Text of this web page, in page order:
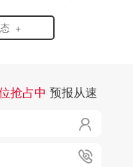
历+技能证书
历+技能证书
+
抢占中 预报从速

